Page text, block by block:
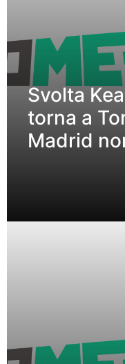
Svolta
torna a
Madrid